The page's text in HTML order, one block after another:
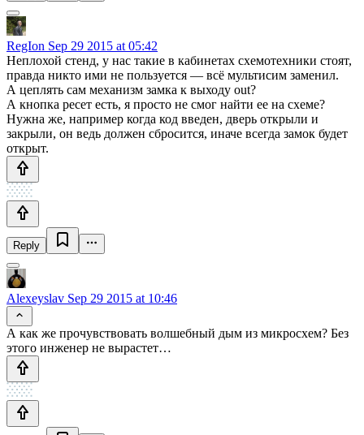
RegIon Sep 29 2015 at 05:42
Неплохой стенд, у нас такие в кабинетах схемотехники стоят,
правда никто ими не пользуется — всё мультисим заменил.
А цеплять сам механизм замка к выходу out?
А кнопка ресет есть, я просто не смог найти ее на схеме?
Нужна же, например когда код введен, дверь открыли и
закрыли, он ведь должен сбросится, иначе всегда замок будет
открыт.
Reply
Alexeyslav Sep 29 2015 at 10:46
А как же прочувствовать волшебный дым из микросхем? Без
этого инженер не вырастет…